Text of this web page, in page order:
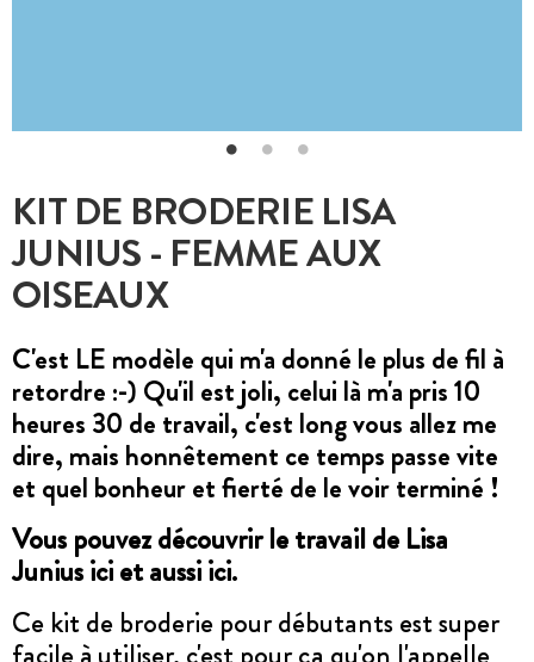
KIT DE BRODERIE LISA
JUNIUS - FEMME AUX
OISEAUX
C'est LE modèle qui m'a donné le plus de fil à
retordre :-) Qu'il est joli, celui là m'a pris 10
heures 30 de travail, c'est long vous allez me
dire, mais honnêtement ce temps passe vite
et quel bonheur et fierté de le voir terminé !
Vous pouvez découvrir le travailde Lisa
Junius icietaussi ici.
Ce kit de broderie pour débutants est super